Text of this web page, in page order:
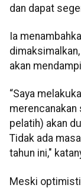
dan dapat
Ia
akan
“Saya
merencanakan
pelatih) akan
Tidak ada
tahun ini,"
Meski